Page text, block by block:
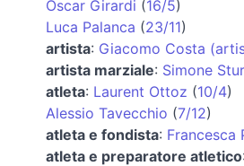
Oscar Girardi (16/5)
Luca Palanca (23/11)
artista: Giacomo Costa
artista marziale: Simone
atleta: Laurent Ottoz (10/4)
Alessio Tavecchio (7/12)
atleta e fondista: Francesca
atleta e preparatore atletico: